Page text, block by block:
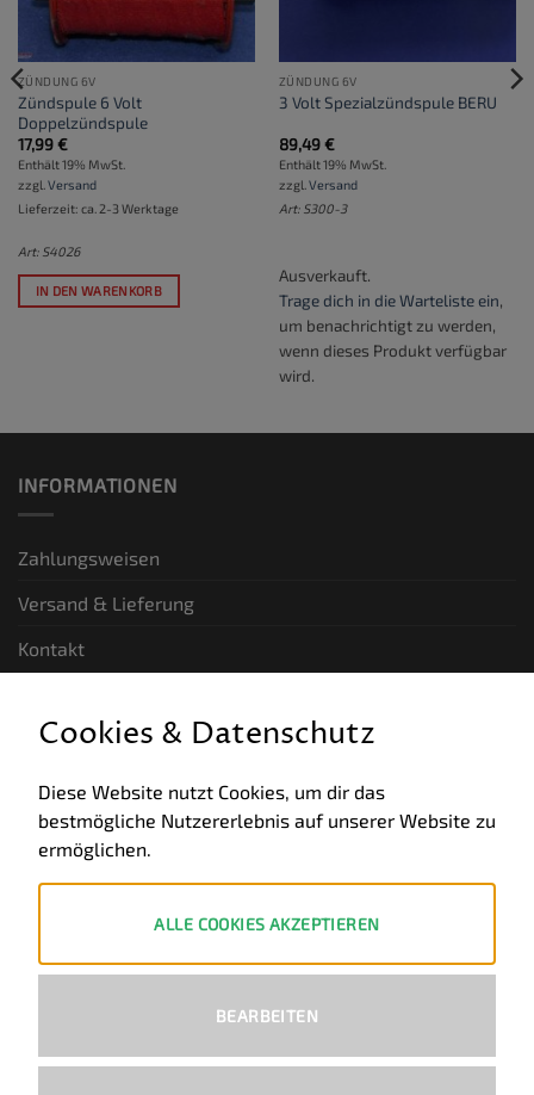
ZÜNDUNG 6V
Zündspule 6 Volt
Doppelzündspule
17,99€
Enthält 19% MwSt.
zzgl. Versand
Lieferzeit: ca. 2-3 Werktage
Art: S4026
IN DEN WARENKORB
ZÜNDUNG 6V
3 Volt Spezialzündspule BERU
89,49€
Enthält 19% MwSt.
zzgl. Versand
Art: S300-3
Ausverkauft.
Trage dich in die Warteliste ein,
um benachrichtigt zu werden,
wenn dieses Produkt verfügbar
wird.
INFORMATIONEN
Zahlungsweisen
Versand & Lieferung
Kontakt
Allgemeine Geschäftsbedingungen
Datenschutz
PayPal Visa MasterCard
Bank
Cookies & Datenschutz
Diese Website nutzt Cookies, um dir das
bestmögliche Nutzererlebnis auf unserer Website zu
ermöglichen.
ALLE COOKIES AKZEPTIEREN
BEARBEITEN